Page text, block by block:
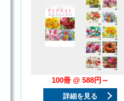
100冊 @ 588円～
詳細を見る